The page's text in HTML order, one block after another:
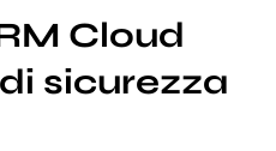
Cloud
sicurezza